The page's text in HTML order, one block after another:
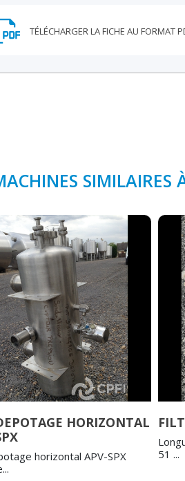
SIMILAIRES
HORIZONTAL
horizontal APV-SPX
51 ...